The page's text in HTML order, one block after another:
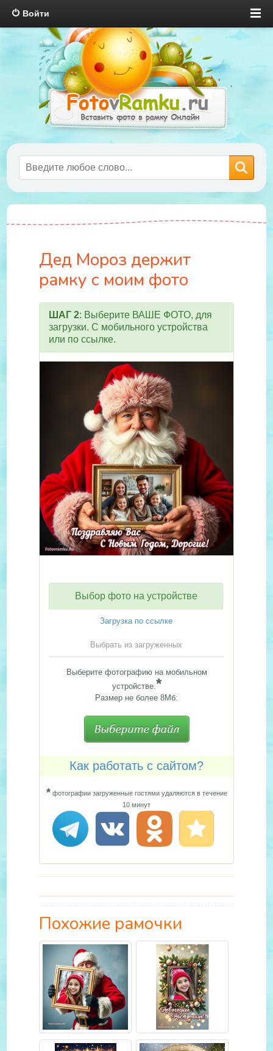
Войти
Дед Мороз держит
рамку с моим фото
ШАГ 2: Выберите ВАШЕ ФОТО, для
загрузки. С мобильного устройства
или по ссылке.
Выбор фото на устройстве
Загрузка по ссылке
Выбрать из загруженных
Выберите фотографию на мобильном
устройстве.*
Размер не более 8Мб:
Как работать с сайтом?
*фотографии загруженные гостями удаляются в течение
10 минут
Похожие рамочки